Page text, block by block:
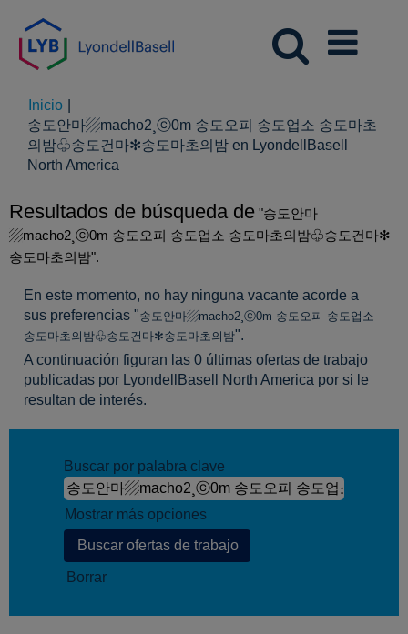
Inicio
송도안마▨macho2¸ⓒ0m 송도오피 송도업소 송도마초
의밤♧송도건마✻송도마초의밤 en LyondellBasell
North America
Resultados de búsqueda de "송도안마
▨macho2¸ⓒ0m 송도오피 송도업소 송도마초의밤♧송도건마✻
송도마초의밤".
En este momento, no hay ninguna vacante acorde a
sus preferencias "송도안마▨macho2¸ⓒ0m 송도오피 송도업소
송도마초의밤♧송도건마✻송도마초의밤".
A continuación figuran las 0 últimas ofertas de trabajo
publicadas por LyondellBasell North America por si le
resultan de interés.
Buscar por palabra clave
Mostrar más opciones
Borrar